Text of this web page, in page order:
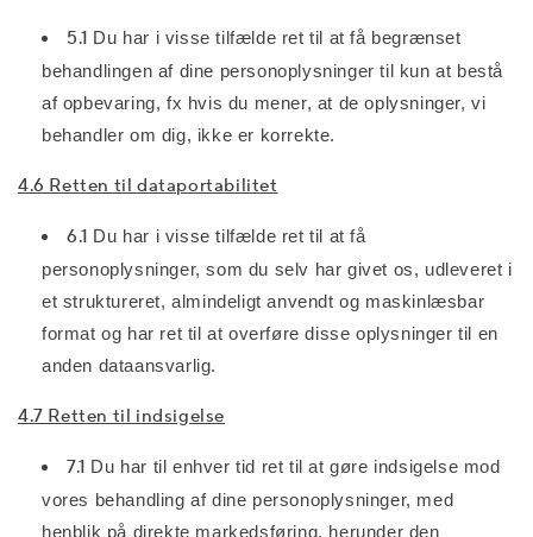
5.1 Du har i visse tilfælde ret til at få begrænset
behandlingen af dine personoplysninger til kun at bestå
af opbevaring, fx hvis du mener, at de oplysninger, vi
behandler om dig, ikke er korrekte.
4.6 Retten til dataportabilitet
6.1 Du har i visse tilfælde ret til at få
personoplysninger, som du selv har givet os, udleveret i
et struktureret, almindeligt anvendt og maskinlæsbar
format og har ret til at overføre disse oplysninger til en
anden dataansvarlig.
4.7 Retten til indsigelse
7.1 Du har til enhver tid ret til at gøre indsigelse mod
vores behandling af dine personoplysninger, med
henblik på direkte markedsføring, herunder den